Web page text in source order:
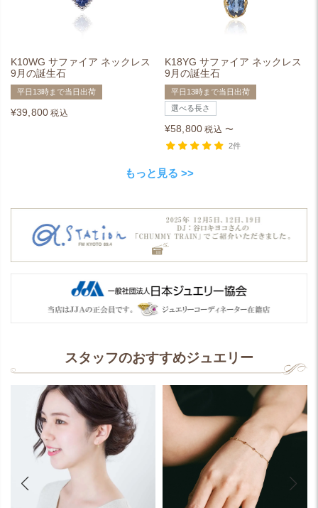
K10WG サファイア ネックレス
9月の誕生石
平日13時まで当日出荷
¥39,800 税込
K18YG サファイア ネックレス
9月の誕生石
平日13時まで当日出荷
選べる長さ
¥58,800 税込 〜
2件
もっと見る >>
スタッフのおすすめジュエリー